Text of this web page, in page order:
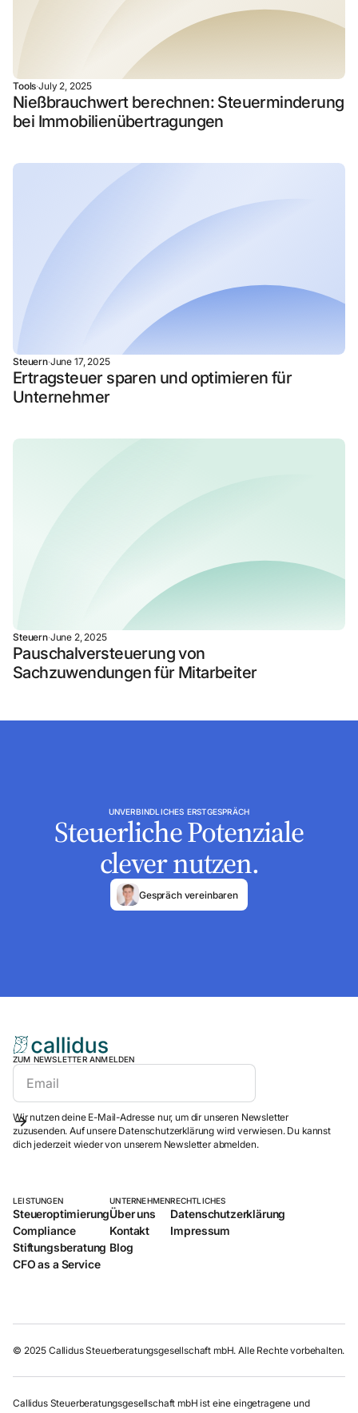
Tools·July 2, 2025
Nießbrauchwert berechnen: Steuerminderung
bei Immobilienübertragungen
Steuern·June 17, 2025
Ertragsteuer sparen und optimieren für
Unternehmer
Steuern·June 2, 2025
Pauschalversteuerung von
Sachzuwendungen für Mitarbeiter
UNVERBINDLICHES ERSTGESPRÄCH
Steuerliche Potenziale
clever nutzen.
Gespräch vereinbaren
ZUM NEWSLETTER ANMELDEN
Wir nutzen deine E-Mail-Adresse nur, um dir unseren Newsletter
zuzusenden. Auf unsere Datenschutzerklärung wird verwiesen. Du kannst
dich jederzeit wieder von unserem Newsletter abmelden.
LEISTUNGEN
Steueroptimierung
Compliance
Stiftungsberatung
CFO as a Service
UNTERNEHMEN
Über uns
Kontakt
Blog
RECHTLICHES
Datenschutzerklärung
Impressum
© 2025 Callidus Steuerberatungsgesellschaft mbH. Alle Rechte vorbehalten.
Callidus Steuerberatungsgesellschaft mbH ist eine eingetragene und